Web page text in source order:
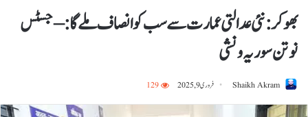
بھوکر : نئی عدالتی عمارت سے سب کو انصاف ملے گا: – جسٹس
نوتن سوریہ ونشی
Shaikh Akram فروری 9, 2025 129